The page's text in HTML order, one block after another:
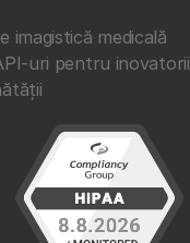
imagistică medicală
uri pentru inovatorii